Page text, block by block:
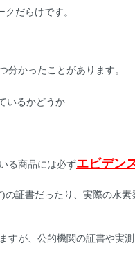
だらけです。
分かったことがあります。
いるかどうか
る商品には必ずエビデン
証書だったり、実際の水
すが、公的機関の証書や実